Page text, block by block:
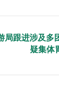
局跟进涉及多
疑集体